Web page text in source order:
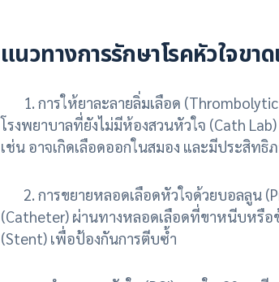
แนวทางการรักษาโรคหัวใจขา
1. การให้ยาละลายลิ่มเลือด
โรงพยาบาลที่ยังไม่มีห้องสวนหัวใจ (Cath
เช่น อาจเกิดเลือดออกในสมอง และมีประสิท
2. การขยายหลอดเลือดหัวใจด้วยบอลลูน
(Catheter) ผ่านทางหลอดเลือดที่ขาหนีบหรือ
(Stent) เพื่อป้องกันการตีบซ้ำ